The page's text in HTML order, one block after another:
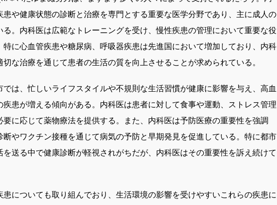
患や健康状態の診断と治療を専門とする重要な医学分野であり、主に成人の
る。内科医は広範なトレーニングを受け、慢性疾患の管理において重要な役
特に心血管疾患や糖尿病、呼吸器疾患は先進国において増加しており、内科
な治療を通じて患者の生活の質を向上させることが求められている。
では、忙しいライフスタイルや不規則な生活習慣が健康に影響を与え、高血
疾患が増える傾向がある。内科医は患者に対して食事や運動、ストレス管理
要に応じて薬物療法を提供する。また、内科医は予防医療の重要性を強調
断やワクチン接種を通じて病気の予防と早期発見を促進している。特に都市
を送る中で健康診断が軽視されがちだが、内科医はその重要性を訴え続けて
患についても取り組んでおり、生活環境の影響を受けやすいこれらの疾患に